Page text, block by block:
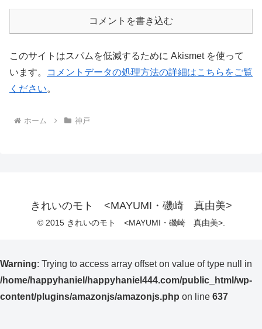
コメントを書き込む
このサイトはスパムを低減するために Akismet を使って
います。
コメントデータの処理方法の詳細はこちらをご覧
ください。
ホーム 神戸
きれいのモト <MAYUMI・磯崎 真由美>
© 2015 きれいのモト <MAYUMI・磯崎 真由美>.
Warning: Trying to access array offset on value of type null in
/home/happyhaniel/happyhaniel444.com/public_html/wp-
content/plugins/amazonjs/amazonjs.php on line 637